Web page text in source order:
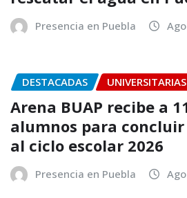
Presencia en Puebla
DESTACADAS UNIVERSITARIAS
Arena BUAP recibe a
alumnos para
al ciclo escolar 2026
Presencia en Puebla